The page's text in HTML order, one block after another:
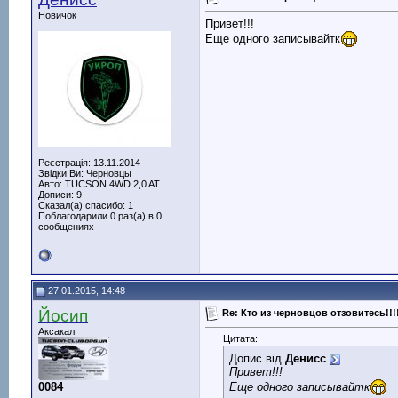
Новичок
Реєстрація: 13.11.2014
Звідки Ви: Черновцы
Авто: TUCSON 4WD 2,0 AT
Дописи: 9
Сказал(а) спасибо: 1
Поблагодарили 0 раз(а) в 0
сообщениях
Привет!!!
Еще одного записывайтк
27.01.2015, 14:48
Йосип
Аксакал
0084
Re: Кто из черновцов
Цитата:
Допис від Денисс
Привет!!!
Еще одного записывайтк